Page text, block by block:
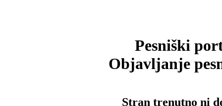
Pesniški
Objavljanje
Stran trenutno ni